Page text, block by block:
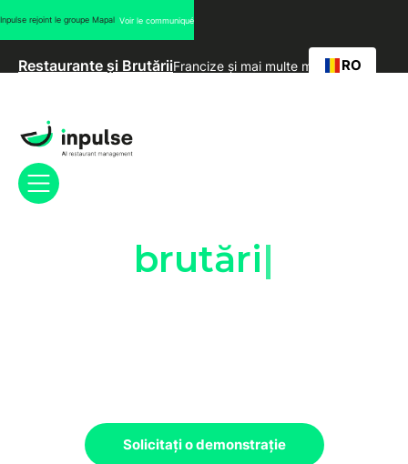
Inpulse rejoint le groupe Mapal Voir le communiqué
Restaurante și BrutăriiFrancize și mai multe mărci RO
Garantați marja și
brutări
Solicitați o demonstrație